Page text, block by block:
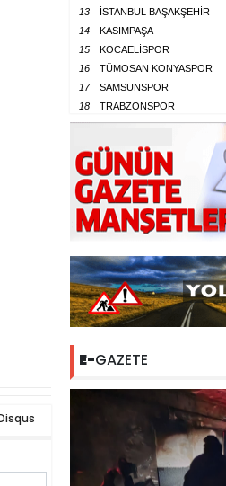
13
İSTANBUL BAŞAKŞEHİR
14
KASIMPAŞA
15
KOCAELİSPOR
16
TÜMOSAN KONYASPOR
17
SAMSUNSPOR
18
TRABZONSPOR
E-GAZETE